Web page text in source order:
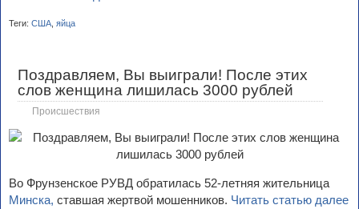
Теги: США яйца
Поздравляем, Вы выиграли! После этих
слов женщина лишилась 3000 рублей
Происшествия
Во Фрунзенское РУВД обратилась 52‑летняя жительница
Минска, ставшая жертвой мошенников. Читать статью далее